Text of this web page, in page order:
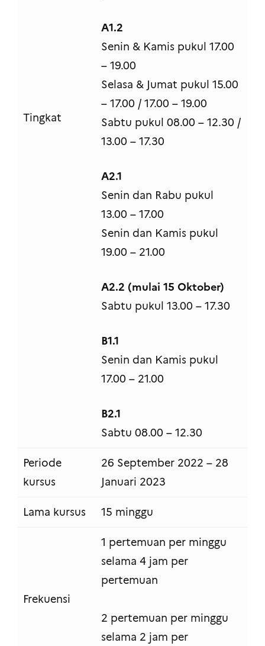
Tingkat
A1.2
Senin & Kamis pukul 17.00
– 19.00
Selasa & Jumat pukul 15.00
– 17.00 / 17.00 – 19.00
Sabtu pukul 08.00 – 12.30 /
13.00 – 17.30
A2.1
Senin dan Rabu pukul
13.00 – 17.00
Senin dan Kamis pukul
19.00 – 21.00
A2.2 (mulai 15 Oktober)
Sabtu pukul 13.00 – 17.30
B1.1
Senin dan Kamis pukul
17.00 – 21.00
B2.1
Sabtu 08.00 – 12.30
Periode
kursus
26 September 2022 – 28
Januari 2023
Lama kursus 15 minggu
Frekuensi
1 pertemuan per minggu
selama 4 jam per
pertemuan
2 pertemuan per minggu
selama 2 jam per